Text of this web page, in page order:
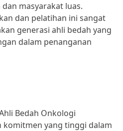
masyarakat luas.
dan pelatihan ini sangat
generasi ahli bedah yang
dalam penanganan
Bedah Onkologi
yang tinggi dalam